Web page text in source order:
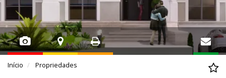
Início Propriedades